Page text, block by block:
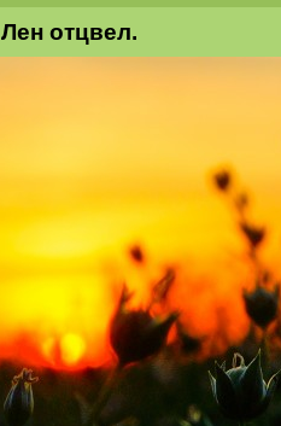
Лен отцвел.